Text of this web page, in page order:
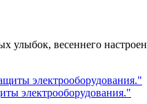
весеннего
электрооборудования."